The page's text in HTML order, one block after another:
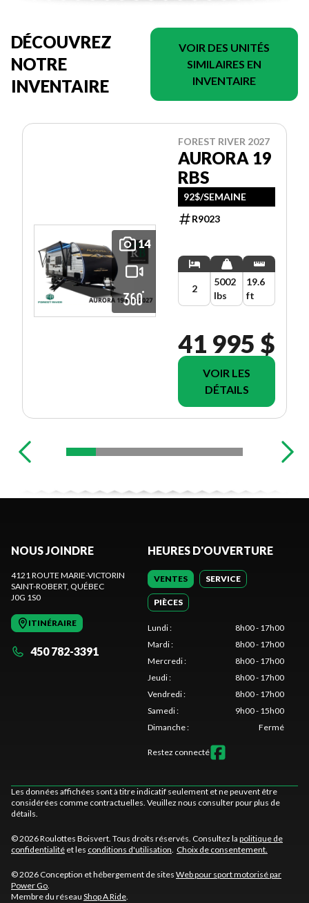
DÉCOUVREZ
NOTRE
INVENTAIRE
VOIR DES UNITÉS
SIMILAIRES EN
INVENTAIRE
14
FOREST RIVER 2027
AURORA 19
RBS
92$/SEMAINE
R9023
2
5002
lbs
19.6
ft
41 995 $
VOIR LES
DÉTAILS
NOUS JOINDRE
4121 ROUTE MARIE-VICTORIN
SAINT-ROBERT, QUÉBEC
J0G 1S0
ITINÉRAIRE
450 782-3391
HEURES D'OUVERTURE
VENTES SERVICE
PIÈCES
Lundi:
8h00 - 17h00
Mardi:
8h00 - 17h00
Mercredi:
8h00 - 17h00
Jeudi:
8h00 - 17h00
Vendredi:
8h00 - 17h00
Samedi:
9h00 - 15h00
Dimanche: Fermé
Restez connecté
Les données affichées sont à titre indicatif seulement et ne peuvent être
considérées comme contractuelles. Veuillez nous consulter pour plus de
détails.
© 2026 Roulottes Boisvert. Tous droits réservés. Consultez la politique de
confidentialité et les conditions d'utilisation Choix de consentement.
© 2026 Conception et hébergement de sites Web pour sport motorisé par
Power Go
Membre du réseau Shop A Ride